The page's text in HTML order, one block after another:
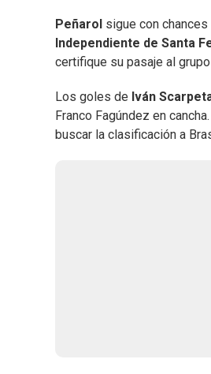
Peñarol sigue con
Independiente de Santa
certifique su pasaje al
Los goles de Iván
Franco Fagúndez en
buscar la clasificación a